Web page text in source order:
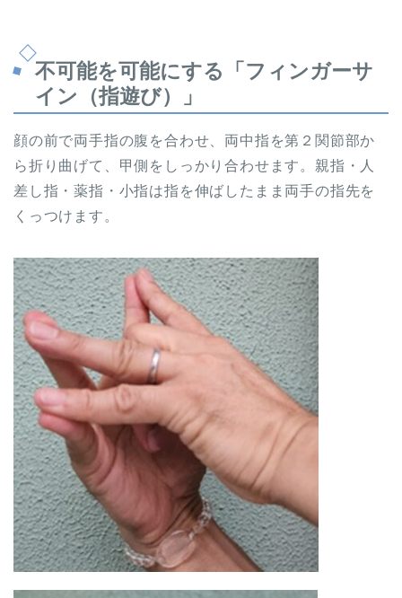
不可能を可能にする「フィンガーサ
イン（指遊び）」
顔の前で両手指の腹を合わせ、両中指を第２関節部か
ら折り曲げて、甲側をしっかり合わせます。親指・人
差し指・薬指・小指は指を伸ばしたまま両手の指先を
くっつけます。